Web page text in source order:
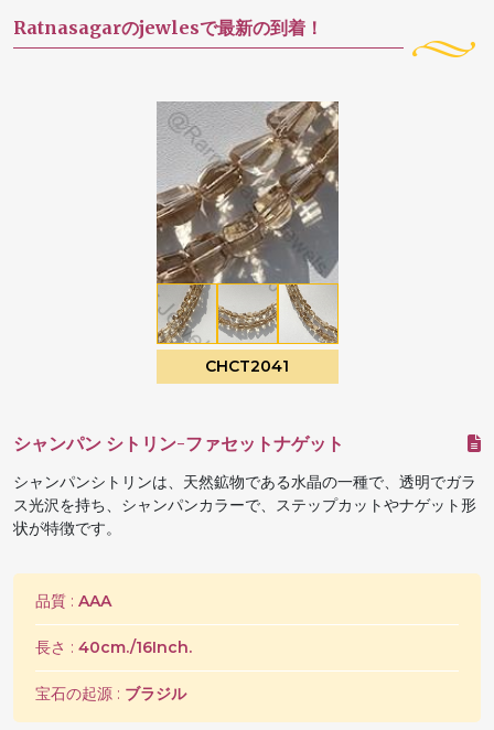
Ratnasagarのjewlesで最新の到着！
CHCT2041
シャンパン シトリン-ファセットナゲット
シャンパンシトリンは、天然鉱物である水晶の一種で、透明でガラ
ス光沢を持ち、シャンパンカラーで、ステップカットやナゲット形
状が特徴です。
品質 : AAA
長さ : 40cm./16Inch.
宝石の起源 : ブラジル